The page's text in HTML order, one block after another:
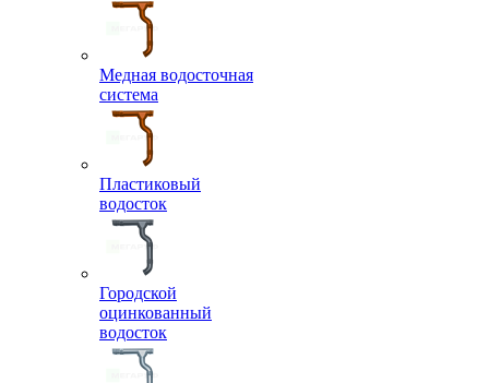
Медная водосточная
система
Пластиковый
водосток
Городской
оцинкованный
водосток